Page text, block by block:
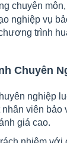
chuyên
nghiệp vụ
trình
Chuyên
nghiệp
viên bảo
giá cao.